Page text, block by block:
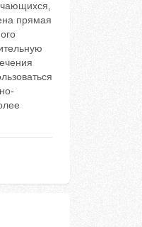
прямая